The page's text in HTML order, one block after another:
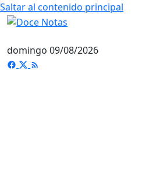
Saltar al contenido principal
domingo 09/08/2026